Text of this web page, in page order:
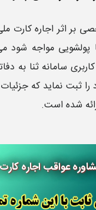
بر اثر اجاره کارت
پولشویی مواجه شود
سامانه ثنا به
ثبت نماید که
شده است.
عواقب اجاره